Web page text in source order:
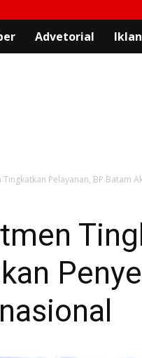
Advetorial
Pelayanan, BP Batam